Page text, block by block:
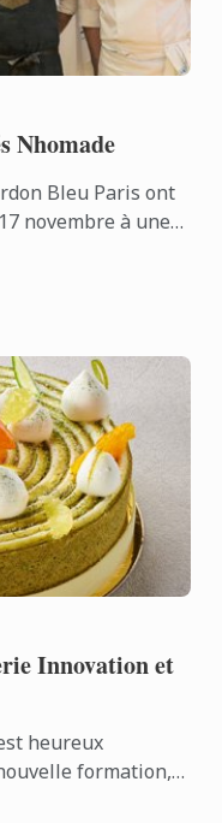
Nhomade
Bleu Paris ont
novembre à une
Innovation et
heureux
formation,